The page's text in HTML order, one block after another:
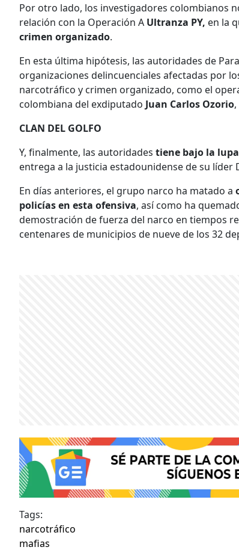
Por otro lado, los investigadores colombianos
relación con la Operación A Ultranza PY, en la
crimen organizado.
En esta última hipótesis, las autoridades de
organizaciones delincuenciales afectadas por
narcotráfico y crimen organizado, como el
colombiana del exdiputado Juan Carlos Ozorio
CLAN DEL GOLFO
Y, finalmente, las autoridades tiene bajo la lupa
entrega a la justicia estadounidense de su líder
En días anteriores, el grupo narco ha matado a
policías en esta ofensiva, así como ha
demostración de fuerza del narco en tiempos
centenares de municipios de nueve de los 32
Tags:
narcotráfico
mafias